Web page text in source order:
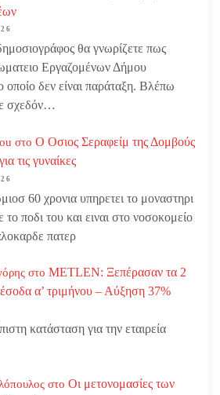
θα γνωρίζετε πως
Εργαζομένων Δήμου
δεν είναι παράταξη. Βλέπω
σχεδόν…
στο Ο Οσιος Σεραφείμ της Δομβούς
τις γυναίκες
60 χρονια υπηρετει το μοναστηρι
ποδι του και ειναι στο νοσοκομείο
πατερ
στο METLEN: Ξεπέρασαν τα 2
α’ τριμήνου – Αύξηση 37%
κατάσταση για την εταιρεία
στο Οι μετονομασίες των